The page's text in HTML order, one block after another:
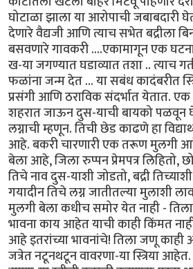
घोटाळा झाला या आरोपाची जबाबदारी
देणारे वैद्यजी आणि त्याच सभेत बद्रीला
बसवणारे गावकरी ....एकामागून एक
ख-या जगण्यात घडाव्यात तशा .. त्याच
फळांना जन्म देत ... या सबंध कादंबरीत
प्रसंगी आणि ठराविक संदर्भात येतात.
शहरात जाऊन दुस-याची बायको
लग्नाची म्हणून. तिची छेड काढणे हा
आहे. बकरी चारणारी एक तरूण मुलगी
बेला आहे, जिला रुप्पन प्रेमपत्र लिहितो,
तिचे नाव दुस-याशी जोडतो, बद्री
गयादीन तिचे लग्न जातीतल्या मुलाशी
मुलगी बेला कधीच समोर येत नाही -
भावना काय आहेत याची काही किंमत
आहे इतरांच्या भावनांचे! तिला जणू काही
जत्रेत नटूनथटून वावरणा-या स्त्रिया